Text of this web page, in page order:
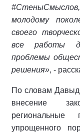
молодому
своего
все работы
проблемы
решения», -
По словам
внесение
региональные
упрощенного